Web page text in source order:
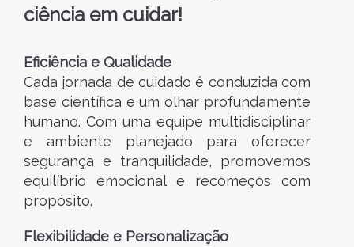
ciência em cuidar!
Eficiência e Qualidade
Cada jornada de cuidado é conduzida com
base científica e um olhar profundamente
humano. Com uma equipe multidisciplinar
e ambiente planejado para oferecer
segurança e tranquilidade, promovemos
equilíbrio emocional e recomeços com
propósito.
Flexibilidade e Personalização